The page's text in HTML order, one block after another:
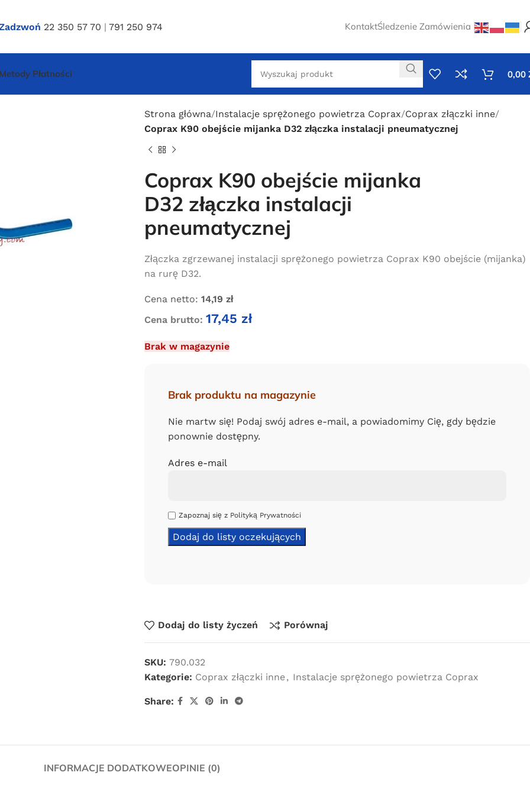
22 350 57 70 |791 250 974 KontaktŚledzenie Zamówienia
Metody Płatności 0,00
Strona główna Instalacje sprężonego powietrza Coprax Coprax złączki inne
Coprax K90 obejście mijanka D32 złączka instalacji pneumatycznej
Coprax K90 obejście mijanka
D32 złączka instalacji
pneumatycznej
Złączka zgrzewanej instalacji sprężonego powietrza Coprax K90 obejście (mijanka)
na rurę D32.
Cena netto: 14,19 zł
Cena brutto: 17,45 zł
Brak w magazynie
Brak produktu na magazynie
Nie martw się! Podaj swój adres e-mail, a powiadomimy Cię, gdy będzie
ponownie dostępny.
Adres e-mail
Zapoznaj się z Polityką Prywatności
Dodaj do listy życzeń Porównaj
SKU: 790.032
Kategorie: Coprax złączki inne, Instalacje sprężonego powietrza Coprax
Share:
INFORMACJE DODATKOWEOPINIE (0)
Darmowa